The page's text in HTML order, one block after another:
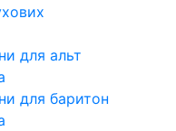
для альт
для баритон